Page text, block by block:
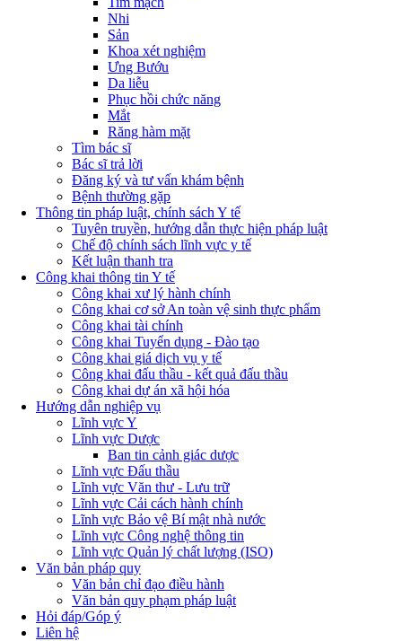
Nhi
Sản
Khoa xét nghiệm
Ưng Bướu
Da liễu
Phục hồi chức năng
Mắt
Răng hàm mặt
Tìm bác sĩ
Bác sĩ trả lời
Đăng ký và tư vấn khám bệnh
Bệnh thường gặp
Thông tin pháp luật, chính sách Y tế
Tuyên truyền, hướng dẫn thực hiện pháp luật
Chế độ chính sách lĩnh vực y tế
Kết luận thanh tra
Công khai thông tin Y tế
Công khai xư lý hành chính
Công khai cơ sở An toàn vệ sinh thực phẩm
Công khai tài chính
Công khai Tuyển dụng - Đào tạo
Công khai giá dịch vụ y tế
Công khai đấu thầu - kết quả đấu thầu
Công khai dự án xã hội hóa
Hướng dẫn nghiệp vụ
Lĩnh vực Y
Lĩnh vực Dược
Ban tin cảnh giác dược
Lĩnh vực Đấu thầu
Lĩnh vực Văn thư - Lưu trữ
Lĩnh vực Cải cách hành chính
Lĩnh vực Bảo vệ Bí mật nhà nước
Lĩnh vực Công nghệ thông tin
Lĩnh vực Quản lý chất lượng (ISO)
Văn bản pháp quy
Văn bản chỉ đạo điều hành
Văn bản quy phạm pháp luật
Hỏi đáp/Góp ý
Liên hệ